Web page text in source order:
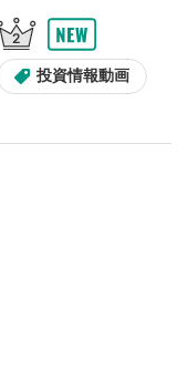
投資情報動画